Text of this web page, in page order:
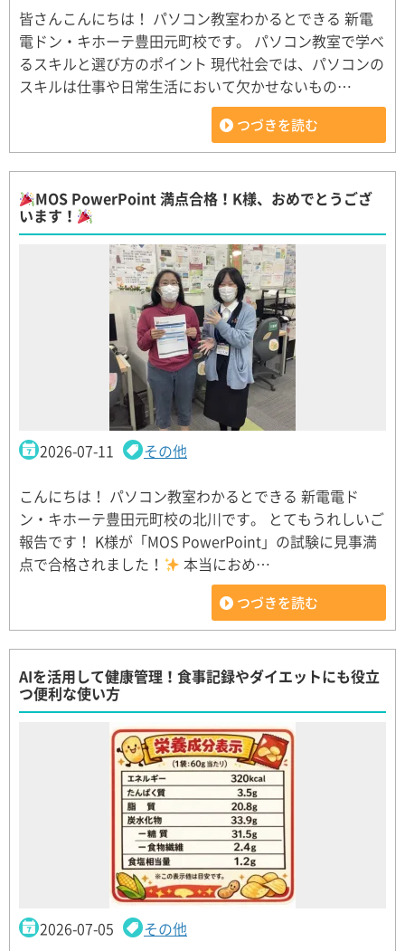
皆さんこんにちは！ パソコン教室わかるとできる 新電
電ドン・キホーテ豊田元町校です。 パソコン教室で学べ
るスキルと選び方のポイント 現代社会では、パソコンの
スキルは仕事や日常生活において欠かせないもの…
つづきを読む
MOS PowerPoint 満点合格！K様、おめでとうござ
います！
2026-07-11 その他
こんにちは！ パソコン教室わかるとできる 新電電ド
ン・キホーテ豊田元町校の北川です。 とてもうれしいご
報告です！ K様が「MOS PowerPoint」の試験に見事満
点で合格されました！
本当におめ…
つづきを読む
AIを活用して健康管理！食事記録やダイエットにも役立
つ便利な使い方
2026-07-05 その他